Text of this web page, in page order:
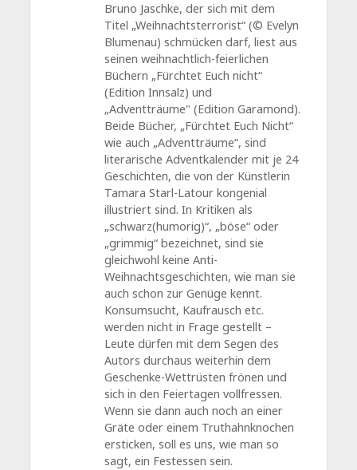
Bruno Jaschke, der sich mit dem
Titel „Weihnachtsterrorist“ (© Evelyn
Blumenau) schmücken darf, liest aus
seinen weihnachtlich-feierlichen
Büchern „Fürchtet Euch nicht“
(Edition Innsalz) und
„Adventträume" (Edition Garamond).
Beide Bücher, „Fürchtet Euch Nicht“
wie auch „Adventträume“, sind
literarische Adventkalender mit je 24
Geschichten, die von der Künstlerin
Tamara Starl-Latour kongenial
illustriert sind. In Kritiken als
„schwarz(humorig)“, „böse“ oder
„grimmig“ bezeichnet, sind sie
gleichwohl keine Anti-
Weihnachtsgeschichten, wie man sie
auch schon zur Genüge kennt.
Konsumsucht, Kaufrausch etc.
werden nicht in Frage gestellt –
Leute dürfen mit dem Segen des
Autors durchaus weiterhin dem
Geschenke-Wettrüsten frönen und
sich in den Feiertagen vollfressen.
Wenn sie dann auch noch an einer
Gräte oder einem Truthahnknochen
ersticken, soll es uns, wie man so
sagt, ein Festessen sein.